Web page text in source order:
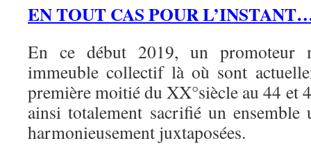
EN TOUT CAS POUR
En ce début 2019, un promoteur
immeuble collectif là où sont
première moitié du XX°siècle au 44 et
ainsi totalement sacrifié un
harmonieusement juxtaposées.